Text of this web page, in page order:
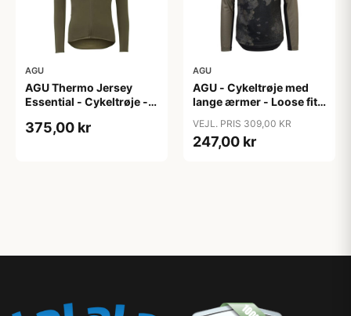
AGU
AGU Thermo Jersey
Essential - Cykeltrøje -
XXL
375,00 kr
AGU
AGU - Cykeltrøje med
lange ærmer - Loose fit -
VEJL. PRIS 309,00 KR
247,00 kr